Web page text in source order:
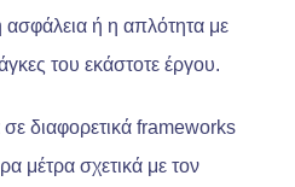
ή η απλότητα με
του εκάστοτε έργου.
διαφορετικά frameworks
μέτρα σχετικά με τον